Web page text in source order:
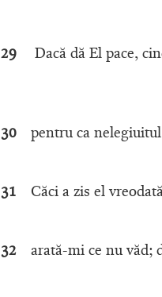
29
Dacă dă El pace,
30 pentru ca
31 Căci a zis el
32 arată-mi ce nu văd;